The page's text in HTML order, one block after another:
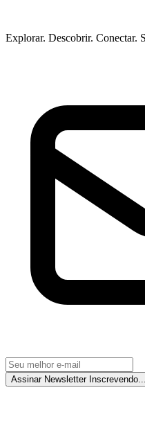
Explorar. Descobrir. Conectar.
Assinar Newsletter Inscrevendo...